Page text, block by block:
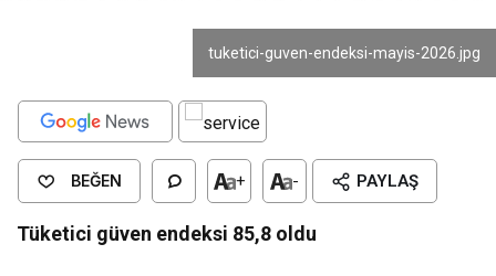
tuketici-guven-endeksi-mayis-2026.jpg
BEĞEN + - PAYLAŞ
Tüketici güven endeksi 85,8 oldu